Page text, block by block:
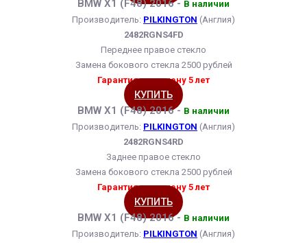
BMW X1 (F48) 2016 - В наличии
Производитель: PILKINGTON (Англия)
2482RGNS4FD
Переднее правое стекло
Замена бокового стекла 2500 рублей
Гарантия на замену 5 лет
КУПИТЬ
BMW X1 (F48) 2016 - В наличии
Производитель: PILKINGTON (Англия)
2482RGNS4RD
Заднее правое стекло
Замена бокового стекла 2500 рублей
Гарантия на замену 5 лет
КУПИТЬ
BMW X1 (F48) 2016 - В наличии
Производитель: PILKINGTON (Англия)